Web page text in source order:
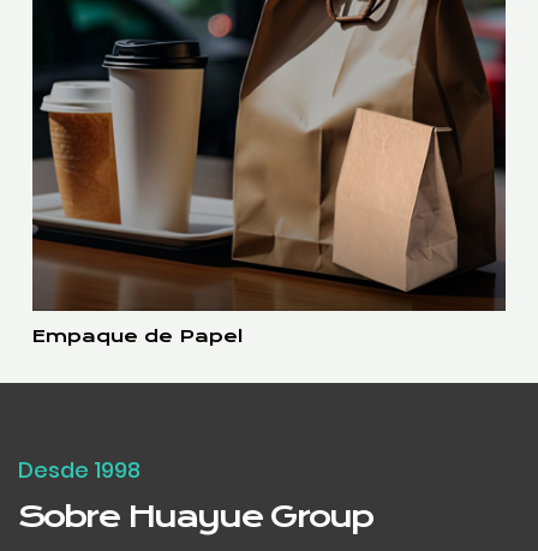
Empaque de Papel
Desde 1998
Sobre Huayue Group